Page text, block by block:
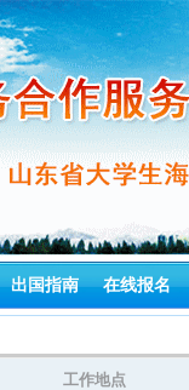
出国指南 在线报名
工作地点